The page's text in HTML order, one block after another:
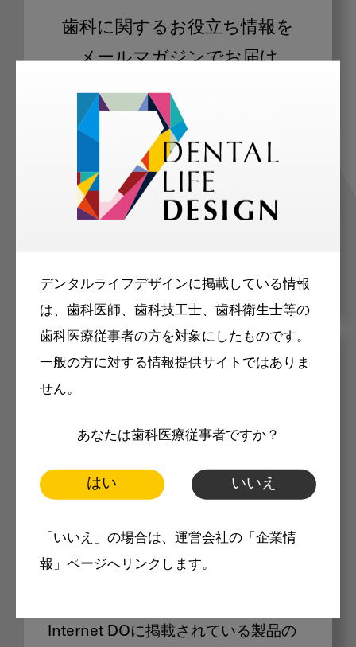
デンタルライフデザインに掲載している情報
は、歯科医師、歯科技工士、歯科衛生士等の
歯科医療従事者の方を対象にしたものです。
一般の方に対する情報提供サイトではありま
せん。
あなたは歯科医療従事者ですか？
はい いいえ
「いいえ」の場合は、運営会社の「企業情
報」ページへリンクします。
歯科に関するお役立ち情報を
メールマガジンでお届け
ご登録いただいた職種（歯科医師、歯
科衛生士、歯科技工士）に合わせた内
容のメールマガジンをお届けします。
メリット
製品価格も閲覧可能
Internet DOに掲載されている製品の